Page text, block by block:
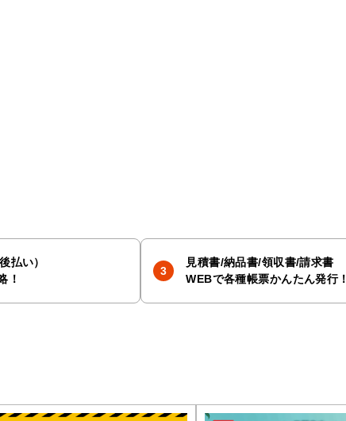
払い）
！
見積書/納品書/領収書/請求書
WEBで各種帳票かんたん発行！